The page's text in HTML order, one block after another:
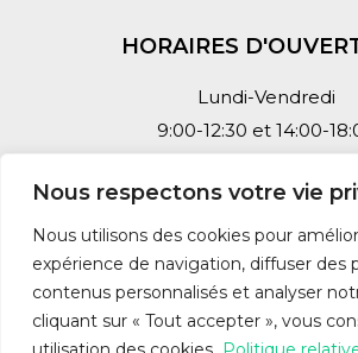
Nous respectons votre vie
Nous utilisons des cookies pour
expérience de navigation, diffuser des
contenus personnalisés et analyser
cliquant sur « Tout accepter », vous
HORAIRES
Lundi-Vendredi
9:00-12:30 et 14:00-
Mentions légales et Politique de